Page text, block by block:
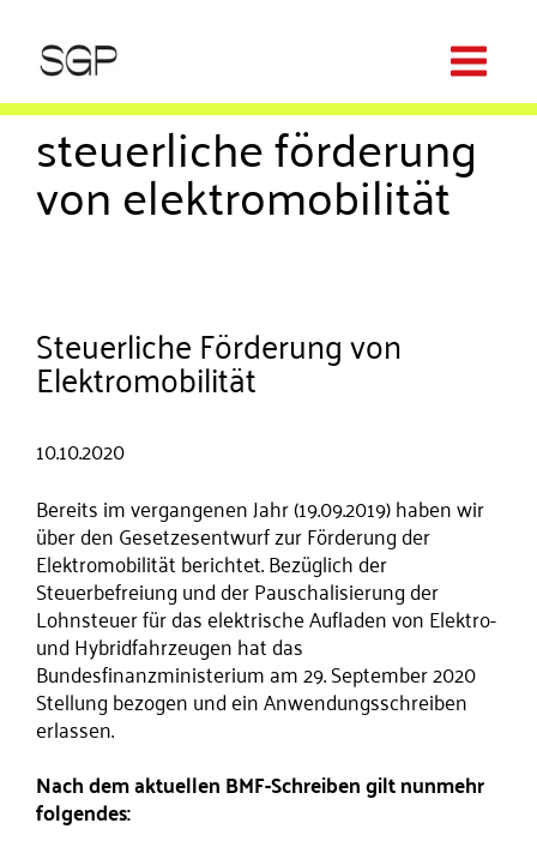
steuerliche förderung
von elektromobilität
Steuerliche Förderung von
Elektromobilität
10.10.2020
Bereits im vergangenen Jahr (19.09.2019) haben wir
über den Gesetzesentwurf zur Förderung der
Elektromobilität berichtet. Bezüglich der
Steuerbefreiung und der Pauschalisierung der
Lohnsteuer für das elektrische Aufladen von Elektro-
und Hybridfahrzeugen hat das
Bundesfinanzministerium am 29. September 2020
Stellung bezogen und ein Anwendungsschreiben
erlassen.
Nach dem aktuellen BMF-Schreiben gilt nunmehr
folgendes: